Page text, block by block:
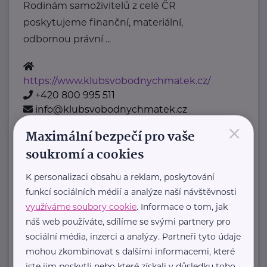
Rodinám samoživitelů z celé ČR
poskytujeme finanční, materiální,
odbornou právní ...
https://www.klubsvobodnychmatek.cz/
+420 800 995 511
info@klubsvobodnychmatek.cz
Oděvní banka z.s.
"Dáváme oblečení nový život,
pomáháme potřebným."
Oděvní banka je charitativní
organizace, která každoročně
poskytuje více ...
×
Maximální bezpečí pro vaše
soukromí a cookies
K personalizaci obsahu a reklam, poskytování
funkcí sociálních médií a analýze naší návštěvnosti
využíváme soubory cookie. Informace o tom, jak
náš web používáte, sdílíme se svými partnery pro
sociální média, inzerci a analýzy. Partneři tyto údaje
mohou zkombinovat s dalšími informacemi, které